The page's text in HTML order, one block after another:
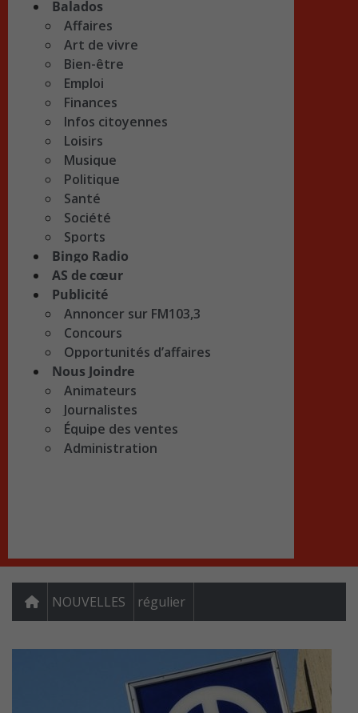
Balados
Affaires
Art de vivre
Bien-être
Emploi
Finances
Infos citoyennes
Loisirs
Musique
Politique
Santé
Société
Sports
Bingo Radio
AS de cœur
Publicité
Annoncer sur FM103,3
Concours
Opportunités d’affaires
Nous Joindre
Animateurs
Journalistes
Équipe des ventes
Administration
NOUVELLES régulier